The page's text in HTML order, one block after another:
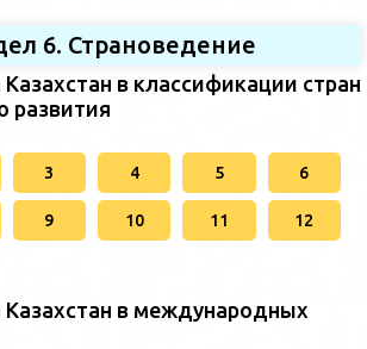
6. Страноведение
в классификации стран
развития
3 4 5 6
9 10 11 12
Казахстан в международных